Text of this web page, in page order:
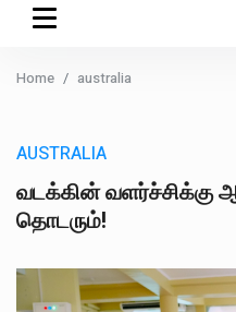
Home australia
AUSTRALIA
வடக்கின் வளர்ச்சிக்கு
தொடரும்!